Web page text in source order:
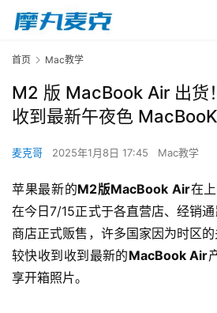
首页 Mac教学
M2 版 MacBook Air 出货
收到最新午夜色
麦克哥 2025年1月8日 17:45 Mac教学
苹果最新的M2版MacBook Air在
在今日7/15正式于各直营店、经销
商店正式贩售，许多国家因为时区
较快收到收到最新的MacBook Air
享开箱照片。